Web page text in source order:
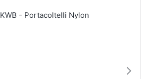
KWB - Portacoltelli Nylon